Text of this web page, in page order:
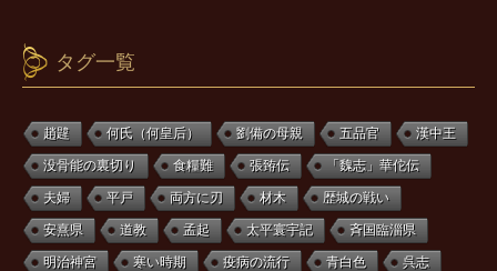
タグ一覧
趙韙 何氏（何皇后） 劉備の母親 五品官 漢中王
没骨能の裏切り 食糧難 張臶伝 「魏志」華佗伝
夫婦 平戸 両方に刃 材木 歴城の戦い
安熹県 道教 孟起 太平寰宇記 斉国臨淄県
明治神宮 寒い時期 疫病の流行 青白色 呉志